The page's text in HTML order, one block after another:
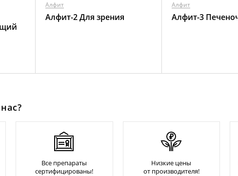
Алфит
Алфит-2 Для зрения
Алфит
Алфит-3
Все препараты
сертифицированы!
Низкие цены
от производителя!